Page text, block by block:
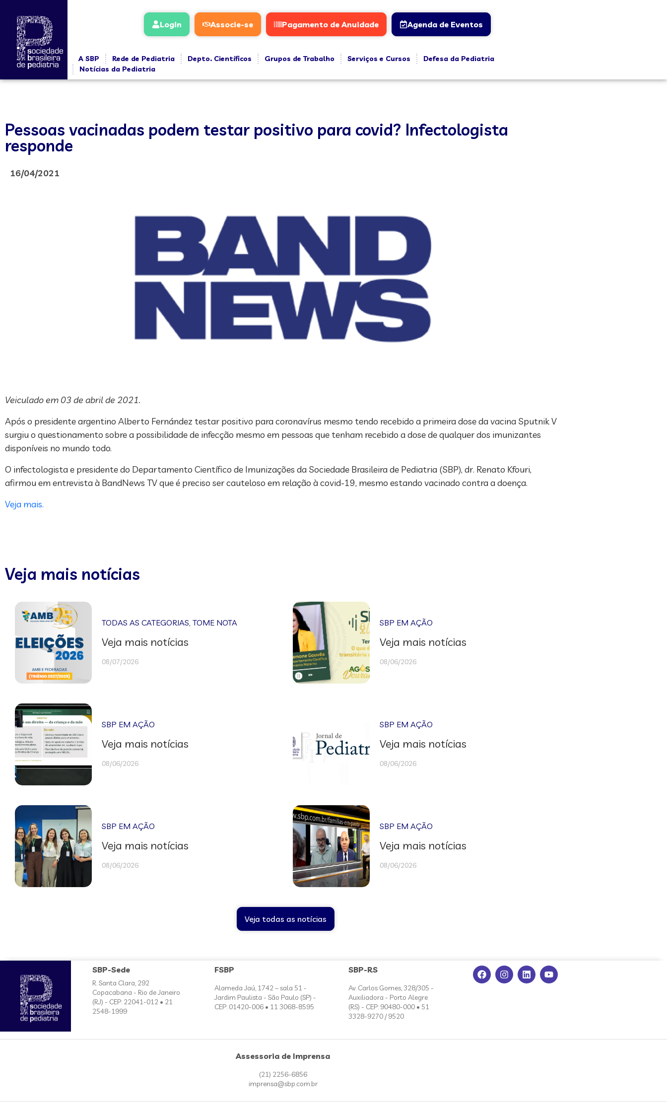
Login Associe-se Pagamento de Anuidade Agenda de Eventos
A SBP Rede de Pediatria Depto. Científicos Grupos de Trabalho Serviços e Cursos
Defesa da Pediatria
Notícias da Pediatria
Pessoas vacinadas podem testar positivo para covid? Infectologista
responde
16/04/2021
Veiculado em 03 de abril de 2021.
Após o presidente argentino Alberto Fernández testar positivo para coronavírus mesmo tendo recebido a primeira dose da vacina Sputnik V
surgiu o questionamento sobre a possibilidade de infecção mesmo em pessoas que tenham recebido a dose de qualquer dos imunizantes
disponíveis no mundo todo.
O infectologista e presidente do Departamento Científico de Imunizações da Sociedade Brasileira de Pediatria (SBP), dr. Renato Kfouri,
afirmou em entrevista à BandNews TV que é preciso ser cauteloso em relação à covid-19, mesmo estando vacinado contra a doença.
Veja mais.
Veja mais notícias
TODAS AS CATEGORIAS,TOME NOTA
Veja mais notícias
08/07/2026
SBP EM AÇÃO
Veja mais notícias
08/06/2026
SBP EM AÇÃO
Veja mais notícias
08/06/2026
SBP EM AÇÃO
Veja mais notícias
08/06/2026
SBP EM AÇÃO
Veja mais notícias
08/06/2026
SBP EM AÇÃO
Veja mais notícias
08/06/2026
Veja todas as notícias
SBP-Sede
R. Santa Clara, 292
Copacabana - Rio de Janeiro
(RJ) - CEP: 22041-012 • 21
2548-1999
FSBP
Alameda Jaú, 1742 – sala 51 -
Jardim Paulista - São Paulo (SP) -
CEP: 01420-006 • 11 3068-8595
SBP-RS
Av. Carlos Gomes, 328/305 -
Auxiliadora - Porto Alegre
(RS) - CEP: 90480-000 • 51
3328-9270 / 9520
Assessoria de Imprensa
(21) 2256-6856
imprensa@sbp.com.br